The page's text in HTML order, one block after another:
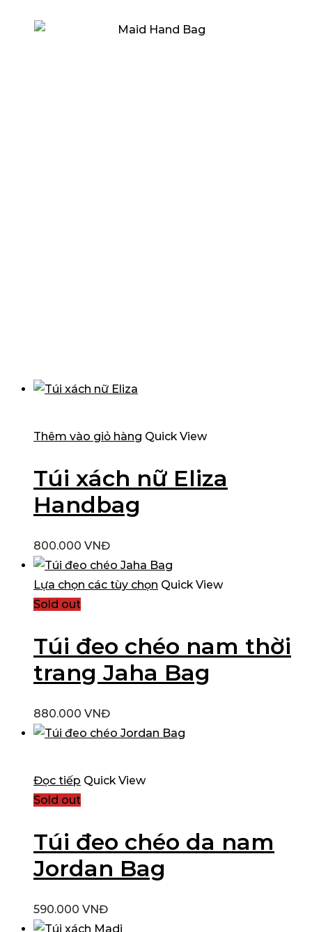
Thêm vào giỏ hàng Quick View
Túi xách nữ Eliza
Handbag
800.000 VNĐ
Lựa chọn các tùy chọn Quick View
Sold out
Túi đeo chéo nam thời
trang Jaha Bag
880.000 VNĐ
Đọc tiếp Quick View
Sold out
Túi đeo chéo da nam
Jordan Bag
590.000 VNĐ